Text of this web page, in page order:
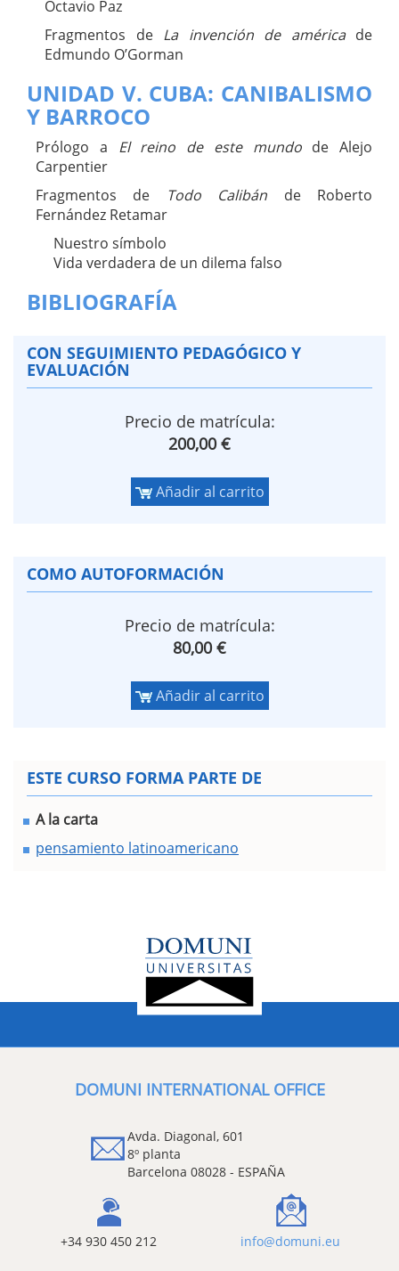
Octavio Paz
Fragmentos de La invención de américade
Edmundo O’Gorman
UNIDAD V. CUBA: CANIBALISMO
Y BARROCO
Prólogo a El reino de este mundode Alejo
Carpentier
Fragmentos de Todo Calibán de Roberto
Fernández Retamar
Nuestro símbolo
Vida verdadera de un dilema falso
BIBLIOGRAFÍA
CON SEGUIMIENTO PEDAGÓGICO Y
EVALUACIÓN
Precio de matrícula:
200,00 €
Añadir al carrito
COMO AUTOFORMACIÓN
Precio de matrícula:
80,00 €
Añadir al carrito
ESTE CURSO FORMA PARTE DE
A la carta
pensamiento latinoamericano
DOMUNI INTERNATIONAL OFFICE
Avda. Diagonal, 601
8º planta
Barcelona 08028 - ESPAÑA
+34 930 450 212 info@domuni.eu